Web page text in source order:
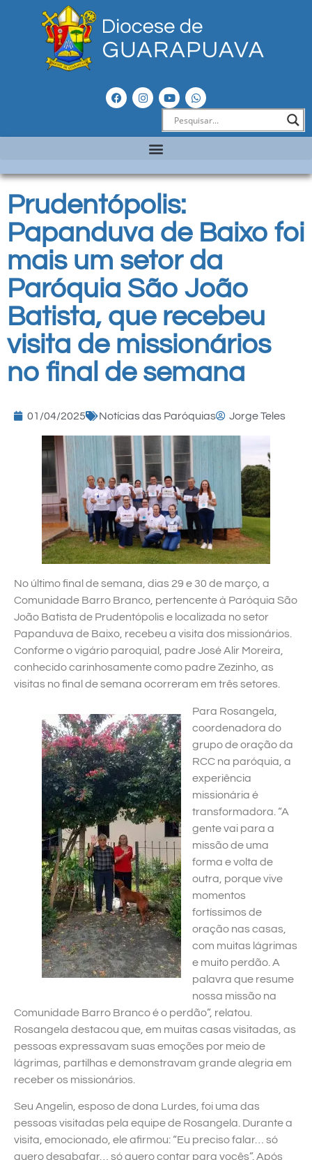
Prudentópolis:
Papanduva de Baixo foi
mais um setor da
Paróquia São João
Batista, que recebeu
visita de missionários
no final de semana
01/04/2025 Notícias das Paróquias Jorge Teles
No último final de semana, dias 29 e 30 de março, a
Comunidade Barro Branco, pertencente à Paróquia São
João Batista de Prudentópolis e localizada no setor
Papanduva de Baixo, recebeu a visita dos missionários.
Conforme o vigário paroquial, padre José Alir Moreira,
conhecido carinhosamente como padre Zezinho, as
visitas no final de semana ocorreram em três setores.
Para Rosangela,
coordenadora do
grupo de oração da
RCC na paróquia, a
experiência
missionária é
transformadora. “A
gente vai para a
missão de uma
forma e volta de
outra, porque vive
momentos
fortíssimos de
oração nas casas,
com muitas lágrimas
e muito perdão. A
palavra que resume
nossa missão na
Comunidade Barro Branco é o perdão”, relatou.
Rosangela destacou que, em muitas casas visitadas, as
pessoas expressavam suas emoções por meio de
lágrimas, partilhas e demonstravam grande alegria em
receber os missionários.
Seu Angelin, esposo de dona Lurdes, foi uma das
pessoas visitadas pela equipe de Rosangela. Durante a
visita, emocionado, ele afirmou: “Eu preciso falar… só
quero desabafar… só quero contar para vocês”. Após